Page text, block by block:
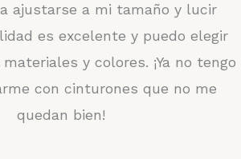
ajustarse a mi tamaño y lucir
es excelente y puedo elegir
y colores. ¡Ya no tengo
con cinturones que no me
quedan bien!